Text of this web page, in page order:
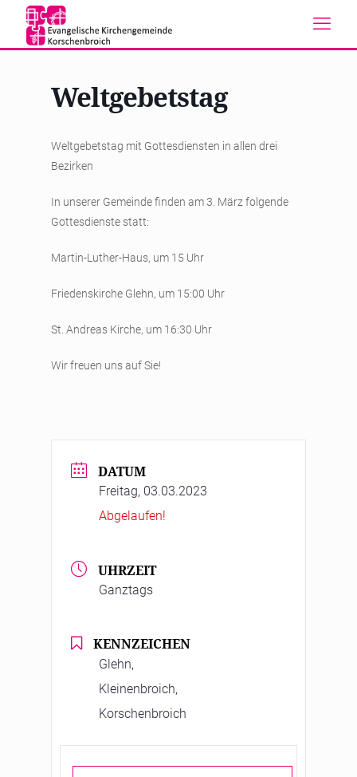
Weltgebetstag
Weltgebetstag mit Gottesdiensten in allen drei
Bezirken
In unserer Gemeinde finden am 3. März folgende
Gottesdienste statt:
Martin-Luther-Haus, um 15 Uhr
Friedenskirche Glehn, um 15:00 Uhr
St. Andreas Kirche, um 16:30 Uhr
Wir freuen uns auf Sie!
DATUM
Freitag, 03.03.2023
Abgelaufen!
UHRZEIT
Ganztags
KENNZEICHEN
Glehn,
Kleinenbroich,
Korschenbroich